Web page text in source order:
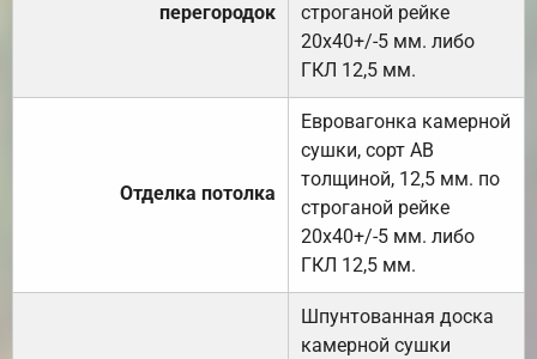
перегородок
строганой рейке
20х40+/-5 мм. либо
ГКЛ 12,5 мм.
Отделка потолка
Евровагонка камерной
сушки, сорт АВ
толщиной, 12,5 мм. по
строганой рейке
20х40+/-5 мм. либо
ГКЛ 12,5 мм.
Шпунтованная доска
камерной сушки